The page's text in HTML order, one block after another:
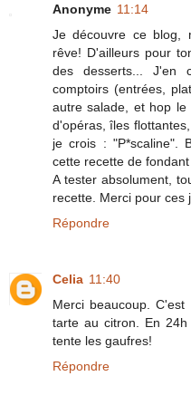
Anonyme 11:14
Je découvre ce blog,
rêve! D'ailleurs pour
des desserts... J'en
comptoirs (entrées,
autre salade, et hop le
d'opéras, îles
je crois : "P*scaline".
cette recette de
A tester absolument,
recette. Merci pour ces
Répondre
Celia 11:40
Merci beaucoup.
tarte au citron. En
tente les gaufres!
Répondre